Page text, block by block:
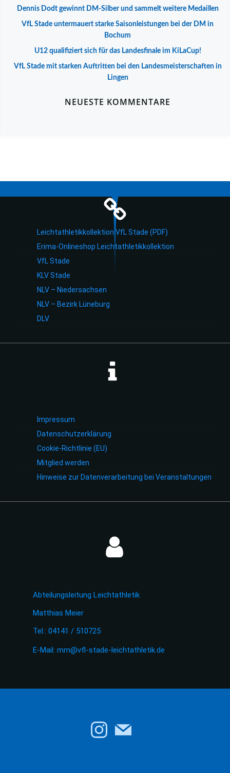
Dennis Dodt gewinnt DM-Silber und sammelt weitere Medaillen
VfL Stade untermauert starke Saisonleistungen bei der DM in
Bochum
U12 qualifiziert sich für das Landesfinale im KiLaCup!
VfL Stade mit starken Auftritten bei den Landesmeisterschaften in
Lingen
NEUESTE KOMMENTARE
Leichtathletikkollektion VfL Stade (PDF)
Erima-Onlineshop Leichtathletikkollektion
VfL Stade
KLV Stade
NLV – Niedersachsen
NLV – Bezirk Lüneburg
DLV
Impressum
Datenschutzerklärung
Cookie-Richtlinie (EU)
Mitglied werden
Hinweise zur Datenverarbeitung bei Veranstaltungen
Abteilungsleitung Leichtathletik
Matthias Meier
Tel.: 04141 / 510725
E-Mail: mm@vfl-stade-leichtathletik.de